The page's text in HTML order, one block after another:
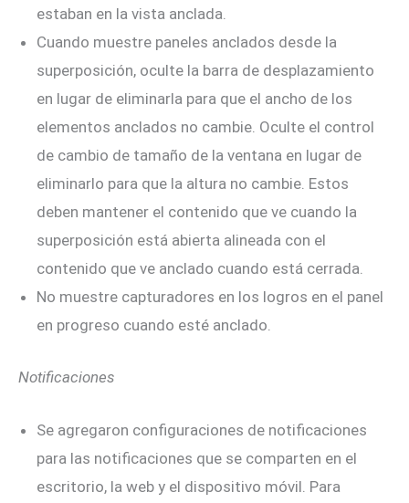
estaban en la vista anclada.
Cuando muestre paneles anclados desde la
superposición, oculte la barra de desplazamiento
en lugar de eliminarla para que el ancho de los
elementos anclados no cambie. Oculte el control
de cambio de tamaño de la ventana en lugar de
eliminarlo para que la altura no cambie. Estos
deben mantener el contenido que ve cuando la
superposición está abierta alineada con el
contenido que ve anclado cuando está cerrada.
No muestre capturadores en los logros en el panel
en progreso cuando esté anclado.
Notificaciones
Se agregaron configuraciones de notificaciones
para las notificaciones que se comparten en el
escritorio, la web y el dispositivo móvil. Para